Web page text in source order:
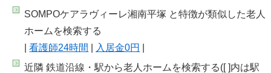
SOMPOケアラヴィーレ湘南平塚 と特徴が類似した老人
ホームを検索する
|看護師24時間 入居金0円
近隣 鉄道沿線・駅から老人ホームを検索する([ ]内は駅